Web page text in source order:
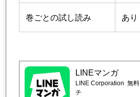
巻ごとの試し読み あり
LINEマンガ
LINE Corporation 無料
チ